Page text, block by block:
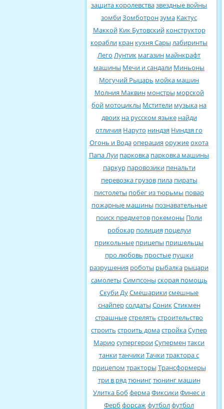
защита королевствазвездные войны
зомбиЗомботронзума Кактус
Маккой Кик Бутовский конструктор
корабли кран кухня Сары лабиринты
Лего Лунтик магазин майнкрафт
машины Мечи и сандали Миньоны
Могучий Рыцарь мойка машин
Молния Маквин монстры морской
бой мотоциклы Мстители музыка на
двоих на русском языке найди
отличия Наруто ниндзя Ниндзя го
Огонь и Водаоперация оружиеохота
Папа Луи парковка парковка машины
паркур паровозики пенальти
перевозка грузов пила пираты
пистолеты побег из тюрьмы повар
пожарные машины познавательные
поиск предметов покемоны Поли
робокар полиция поцелуи
прикольные прицепы пришельцы
про любовь простые пушки
разрушения роботы рыбалка рыцари
самолеты Симпсоны скорая помощь
Скуби ДуСмешарикисмешные
снайперсолдаты СоникСтикмен
страшныестрелять строительство
строить строить домастройкаСупер
Марио супергероиСуперментакси
танкитанчикиТачкитрактора с
прицепом тракторы Трансформеры
три в рядтюнингтюнинг машин
Улитка Боб фермаФиксикиФинес и
Ферб форсажфутболфутбол